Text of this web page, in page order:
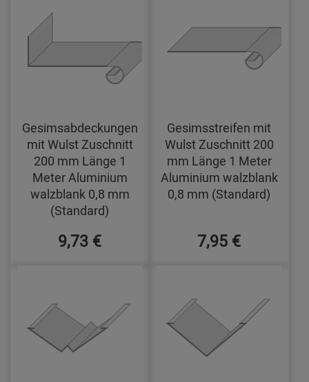
Gesimsabdeckungen
mit Wulst Zuschnitt
200 mm Länge 1
Meter Aluminium
walzblank 0,8 mm
(Standard)
9,73 €
Gesimsstreifen mit
Wulst Zuschnitt 200
mm Länge 1 Meter
Aluminium walzblank
0,8 mm (Standard)
7,95 €